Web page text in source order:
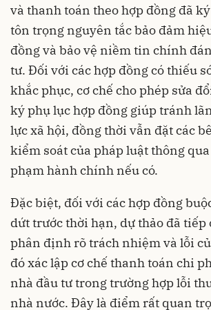
và thanh toán theo hợp đồng đã
tôn trọng nguyên tắc bảo đảm
đồng và bảo vệ niềm tin chính
tư. Đối với các hợp đồng có thiếu
khắc phục, cơ chế cho phép sửa
ký phụ lục hợp đồng giúp tránh
lực xã hội, đồng thời vẫn đặt các
kiểm soát của pháp luật thông
phạm hành chính nếu có.
Đặc biệt, đối với các hợp đồng
dứt trước thời hạn, dự thảo đã tiếp
phân định rõ trách nhiệm và lỗi
đó xác lập cơ chế thanh toán chi
nhà đầu tư trong trường hợp lỗi
nhà nước. Đây là điểm rất quan